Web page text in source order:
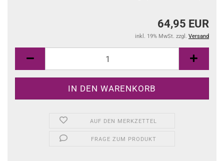
64,95 EUR
inkl. 19% MwSt. zzgl. Versand
AUF DEN MERKZETTEL
FRAGE ZUM PRODUKT